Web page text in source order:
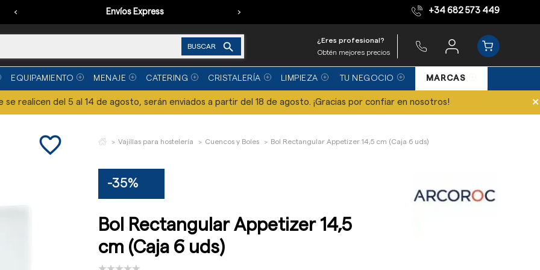
Envíos Express Equipo de expertos
‹ › +34 682 573 449
BUSCAR 
¿Eres profesional?
Obtén mejores precios
EQUIPAMIENTO MENAJE CATERING CRISTALERÍA LIMPIEZA TU NEGOCIO MARCAS
se realicen del 5 al 14 de agosto, serán enviados a partir del 18 de agosto. ¡Gracias por confiar en nosotros! ×
favorite_border Vajillas para hostelería Cuencos y Boles Bol Rectangular Appetizer 14,5 cm (Caja 6 uds)
-35%
Bol Rectangular Appetizer 14,5
cm (Caja 6 uds)